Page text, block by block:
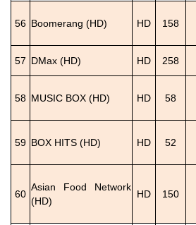
56 Boomerang (HD) HD 158
57 DMax (HD) HD 258
58 MUSIC BOX (HD) HD 58
59 BOX HITS (HD) HD 52
60
Asian Food Network
(HD)
HD 150